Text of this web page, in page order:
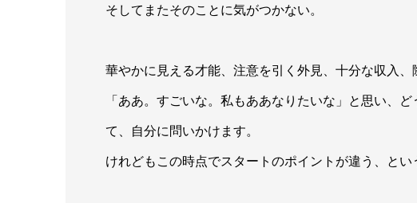
そしてまたそのことに気がつかない。
華やかに見える才能、注意を引く外見、十分な収入、
「ああ。すごいな。私もああなりたいな」と思い、
て、自分に問いかけます。
けれどもこの時点でスタートのポイントが違う、とい